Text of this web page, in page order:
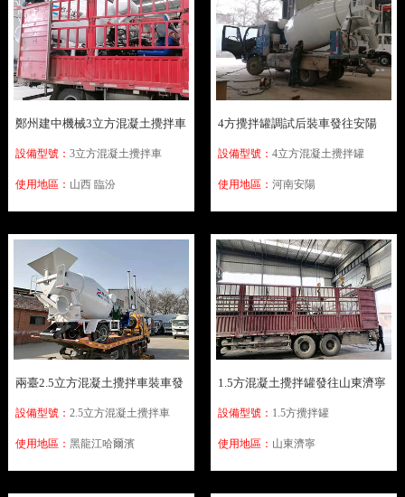
鄭州建中機械3立方混凝土攪拌車
設備型號：3立方混凝土攪拌車
使用地區： 山西 臨汾
4方攪拌罐調試后裝車發往安陽
設備型號： 4立方混凝土攪拌罐
使用地區： 河南安陽
兩臺2.5立方混凝土攪拌車裝車發
設備型號：2.5立方混凝土攪拌車
使用地區：黑龍江哈爾濱
1.5方混凝土攪拌罐發往山東濟寧
設備型號： 1.5方攪拌罐
使用地區： 山東濟寧